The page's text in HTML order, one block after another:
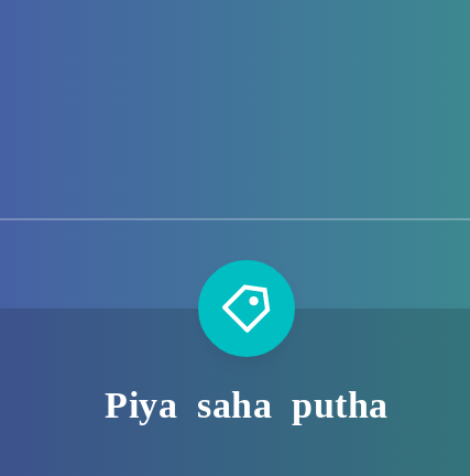
Piya saha putha